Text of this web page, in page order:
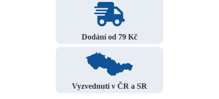
Dodání od 79 Kč
Vyzvednutí v ČR a SR